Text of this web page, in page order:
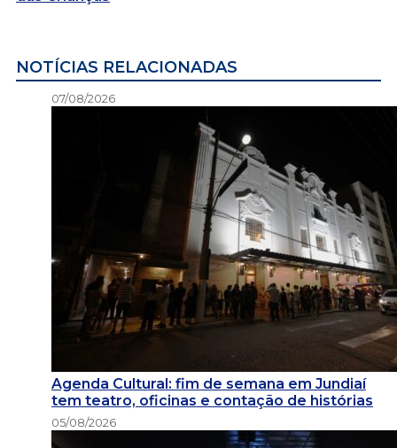
NOTÍCIAS RELACIONADAS
07/08/2026
Agenda Cultural: fim de semana em Jundiaí
tem teatro, oficinas e contação de histórias
05/08/2026